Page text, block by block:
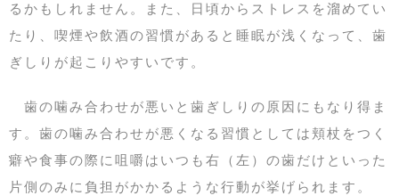
るかもしれません。また、日頃からストレスを溜めてい
たり、喫煙や飲酒の習慣があると睡眠が浅くなって、歯
ぎしりが起こりやすいです。
歯の噛み合わせが悪いと歯ぎしりの原因にもなり得ま
す。歯の噛み合わせが悪くなる習慣としては頬杖をつく
癖や食事の際に咀嚼はいつも右（左）の歯だけといった
片側のみに負担がかかるような行動が挙げられます。